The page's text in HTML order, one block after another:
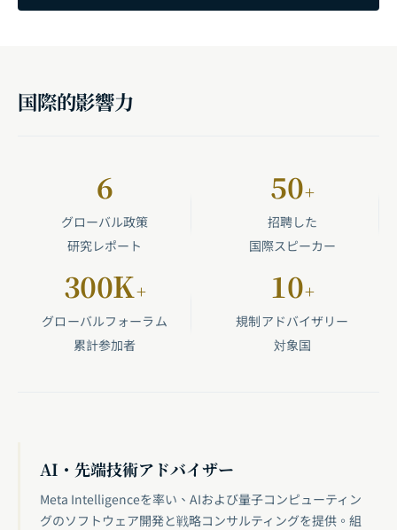
国際的影響力
6
グローバル政策
研究レポート
50+
招聘した
国際スピーカー
300K+
グローバルフォーラム
累計参加者
10+
規制アドバイザリー
対象国
AI・先端技術アドバイザー
Meta Intelligenceを率い、AIおよび量子コンピューティン
グのソフトウェア開発と戦略コンサルティングを提供。組